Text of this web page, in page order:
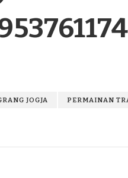
JOGJA PERMAINAN